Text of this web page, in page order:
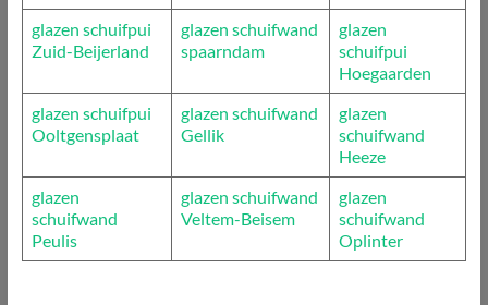
glazen schuifpui
Zuid-Beijerland
glazen schuifwand
spaarndam
glazen
schuifpui
Hoegaarden
glazen schuifpui
Ooltgensplaat
glazen schuifwand
Gellik
glazen
schuifwand
Heeze
glazen
schuifwand
Peulis
glazen schuifwand
Veltem-Beisem
glazen
schuifwand
Oplinter